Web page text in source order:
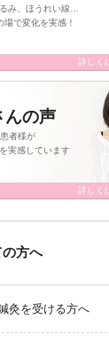
み、ほうれい線…
場で変化を実感！
詳しく
んの声
者様が
実感しています
詳しく
方へ
灸を受ける方へ